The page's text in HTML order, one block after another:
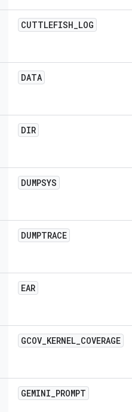
CUTTLEFISH_LOG
DATA
DIR
DUMPSYS
DUMPTRACE
EAR
GCOV_KERNEL_COVERAGE
GEMINI_PROMPT